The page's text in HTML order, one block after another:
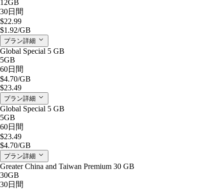
12GB
30日間
$22.99
$1.92/GB
プラン詳細
Global Special 5 GB
5GB
60日間
$4.70/GB
$23.49
プラン詳細
Global Special 5 GB
5GB
60日間
$23.49
$4.70/GB
プラン詳細
Greater China and Taiwan Premium 30 GB
30GB
30日間